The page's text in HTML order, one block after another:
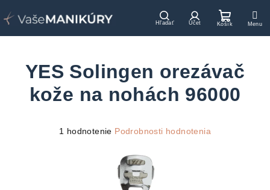
na
HľadaťPrihlásenie
košík
YES Solingen orezávač
kože na nohách 96000
Priemerné
1 hodnotenie Podrobnosti hodnotenia